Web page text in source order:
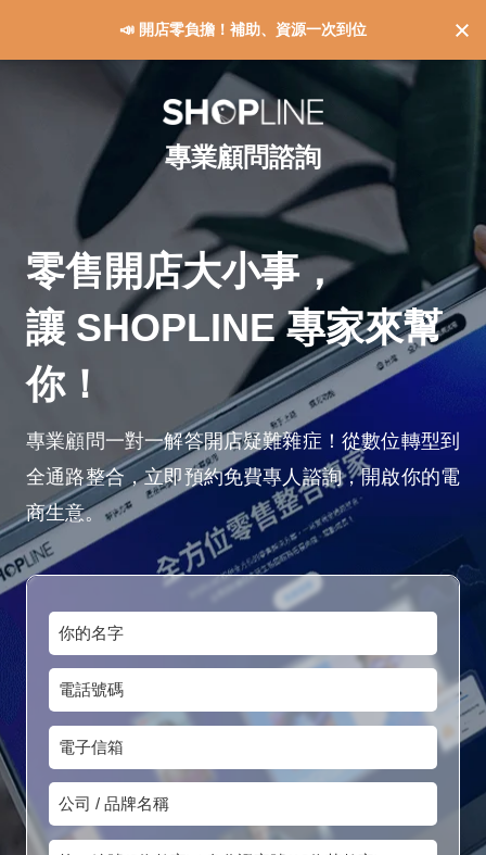
📣 開店零負擔！補助、資源一次到位
專業顧問諮詢
零售開店大小事，
讓 SHOPLINE 專家來幫
你！
專業顧問一對一解答開店疑難雜症！從數位轉型到
全通路整合，立即預約免費專人諮詢，開啟你的電
商生意。
你
的
名
字
電
話
號
碼
電
子
信
箱
公
司
統